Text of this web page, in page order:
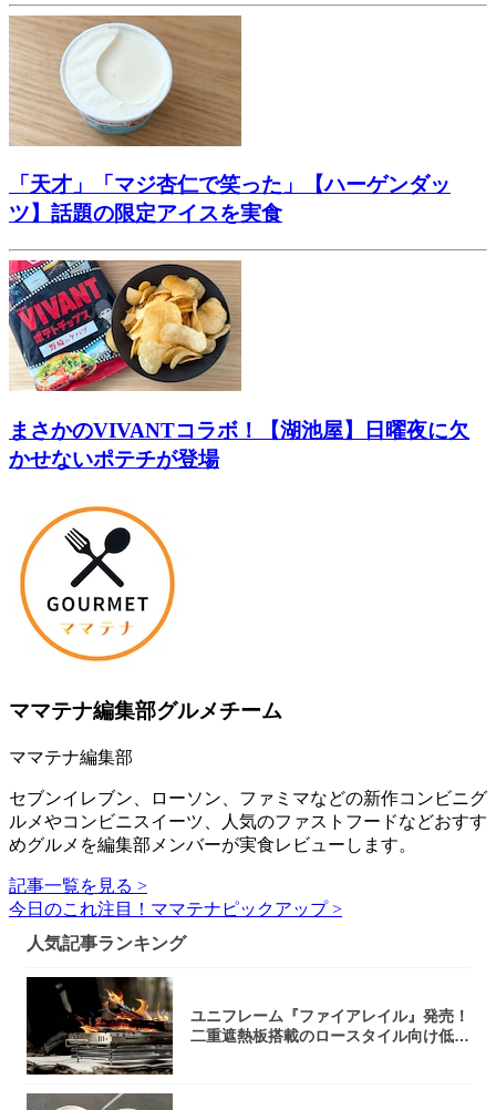
「天才」「マジ杏仁で笑った」【ハーゲンダッ
ツ】話題の限定アイスを実食
まさかのVIVANTコラボ！【湖池屋】日曜夜に欠
かせないポテチが登場
ママテナ編集部グルメチーム
ママテナ編集部
セブンイレブン、ローソン、ファミマなどの新作コンビニグ
ルメやコンビニスイーツ、人気のファストフードなどおすす
めグルメを編集部メンバーが実食レビューします。
記事一覧を見る >
今日のこれ注目！ママテナピックアップ >
人気記事ランキング
ユニフレーム『ファイアレイル』発売！
二重遮熱板搭載のロースタイル向け低型